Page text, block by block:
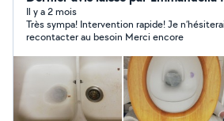
Il y a 2 mois
Très sympa! Intervention rapide! Je
recontacter au besoin Merci encore